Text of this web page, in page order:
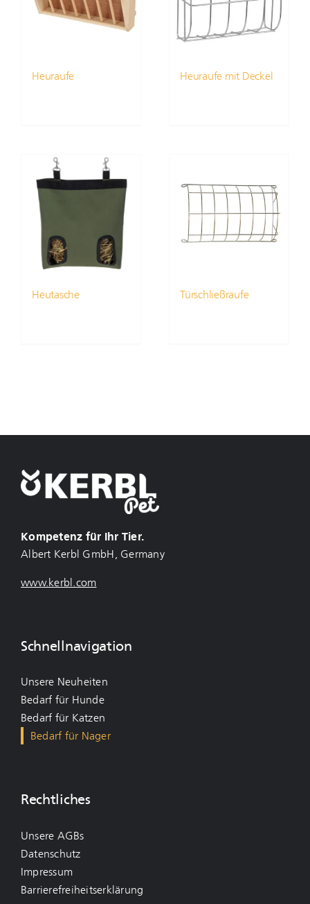
Heuraufe Heuraufe mit Deckel
Heutasche Türschließraufe
Kompetenz für Ihr Tier.
Albert Kerbl GmbH, Germany
www.kerbl.com
Schnellnavigation
Unsere Neuheiten
Bedarf für Hunde
Bedarf für Katzen
Bedarf für Nager
Rechtliches
Unsere AGBs
Datenschutz
Impressum
Barrierefreiheitserklärung